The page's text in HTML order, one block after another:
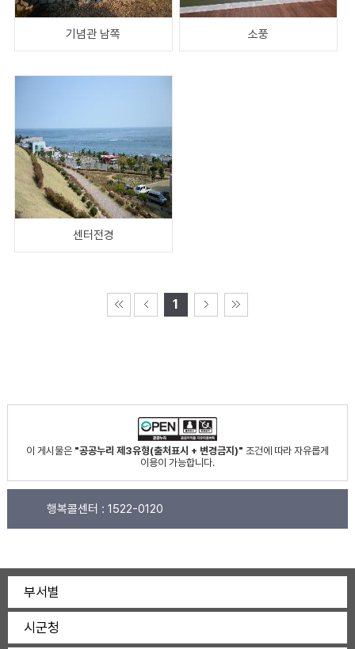
기념관 남쪽 소풍
센터전경
1
이 게시물은 "공공누리 제3유형(출처표시 + 변경금지)" 조건에 따라 자유롭게
이용이 가능합니다.
행복콜센터 : 1522-0120
부서별
시군청